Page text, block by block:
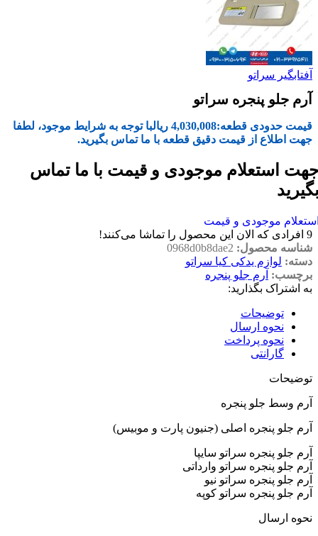
آفتابگیر سراتو
آرم جلو پنجره سراتو
قیمت حدودی قطعه:4,030,008 ریالبا توجه به شرایط موجود، لطفا
جهت اطلاع از قیمت دقیق قطعه با ما تماس بگیرید.
استعلام موجودی و قیمت با ما تماس
موجودی و قیمت
9 افرادی که الان این محصول را تماشا می‌کنند!
شناسه محصول: 0968d0b8dae2
دسته: لوازم یدکی کیا سراتو
برچسب: آرم جلو پنجره
به اشتراک بگذارید:
توضیحات
نحوه ارسال
نحوه پرداخت
گارانتی
توضیحات
آرم وسط جلو پنجره
آرم جلو پنجره اصلی (جنیون پارت و موبیس)
آرم جلو پنجره سراتو سایپا
آرم جلو پنجره سراتو وارداتی
آرم جلو پنجره سراتو نیو
آرم جلو پنجره سراتو کوپه
نحوه ارسال